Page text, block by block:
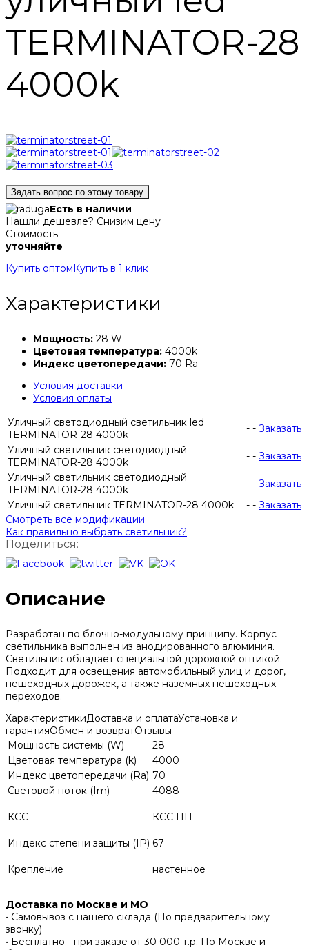
TERMINATOR-28
4000k
Задать вопрос по этому товару
Есть в наличии
Нашли дешевле? Снизим цену
Стоимость
уточняйте
Купить оптом Купить в 1 клик
Характеристики
Мощность: 28 W
Цветовая температура: 4000k
Индекс цветопередачи: 70 Ra
Условия доставки
Условия оплаты
Уличный светодиодный светильник led
TERMINATOR-28 4000k
- - Заказать
Уличный светильник светодиодный
TERMINATOR-28 4000k
- - Заказать
Уличный светильник светодиодный
TERMINATOR-28 4000k
- - Заказать
Уличный светильник TERMINATOR-28 4000k
- - Заказать
Смотреть все модификации
Как правильно выбрать светильник?
Поделиться:
Описание
Разработан по блочно-модульному принципу. Корпус
светильника выполнен из анодированного алюминия.
Светильник обладает специальной дорожной оптикой.
Подходит для освещения автомобильный улиц и дорог,
пешеходных дорожек, а также наземных пешеходных
переходов.
ХарактеристикиДоставка и оплатаУстановка и
гарантияОбмен и возвратОтзывы
Мощность системы (W)
28
Цветовая температура (k)
4000
Индекс цветопередачи (Ra) 70
Световой поток (Im)
4088
КСС КСС ПП
Индекс степени защиты (IP) 67
Крепление настенное
Доставка по Москве и МО
• Самовывоз с нашего склада (По предварительному
звонку)
• Бесплатно - при заказе от 30 000 т.р. По Москве и